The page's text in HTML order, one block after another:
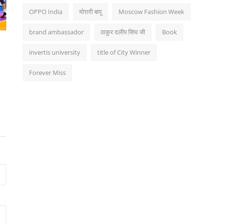
OPPO India मोरारी बापू Moscow Fashion Week
brand ambassador ठाकुर दलीप सिंघ जी Book
invertis university title of City Winner
Forever Miss